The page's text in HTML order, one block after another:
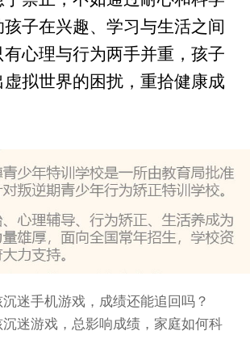
子在兴趣、学习与生活之间
心理与行为两手并重，孩子
拟世界的困扰，重拾健康成
迷手机游戏，成绩还能追回吗？
迷游戏，总影响成绩，家庭如何科